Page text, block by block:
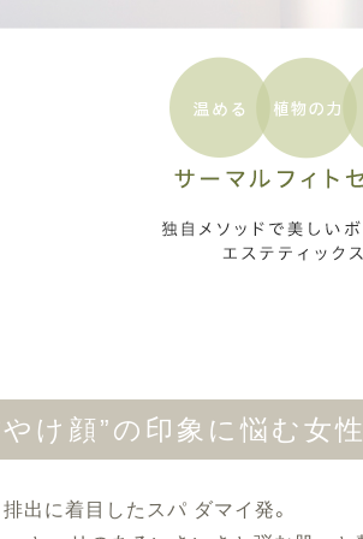
け顔”の印象に悩む女
排出に着目したスパ ダマイ発。